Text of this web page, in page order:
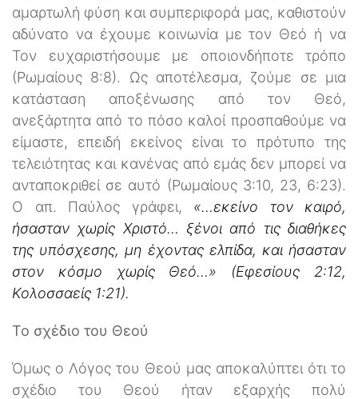
αμαρτωλή φύση και συμπεριφορά μας, καθιστούν
αδύνατο να έχουμε κοινωνία με τον Θεό ή να
Τον ευχαριστήσουμε με οποιονδήποτε τρόπο
(Ρωμαίους 8:8). Ως αποτέλεσμα, ζούμε σε μια
κατάσταση αποξένωσης από τον Θεό,
ανεξάρτητα από το πόσο καλοί προσπαθούμε να
είμαστε, επειδή εκείνος είναι το πρότυπο της
τελειότητας και κανένας από εμάς δεν μπορεί να
ανταποκριθεί σε αυτό (Ρωμαίους 3:10, 23, 6:23).
Ο απ. Παύλος γράφει, «…εκείνο τον καιρό,
ήσασταν χωρίς Χριστό… ξένοι από τις διαθήκες
της υπόσχεσης, μη έχοντας ελπίδα, και ήσασταν
στον κόσμο χωρίς Θεό…» (Εφεσίους 2:12,
Κολοσσαείς 1:21).
Το σχέδιο του Θεού
Όμως ο Λόγος του Θεού μας αποκαλύπτει ότι το
σχέδιο του Θεού ήταν εξαρχής πολύ